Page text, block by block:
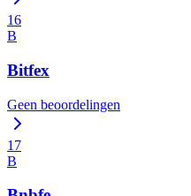
16
B
Bitfex
Geen beoordelingen
17
B